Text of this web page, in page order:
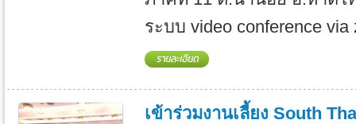
ระบบ video conference via
เข้าร่วมงานเลี้ยง South